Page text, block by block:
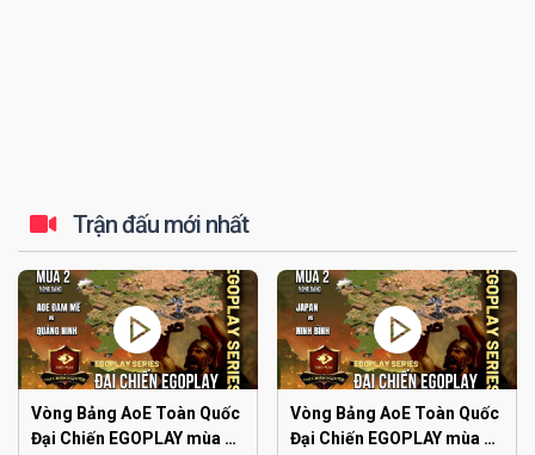
Trận đấu mới nhất
Vòng Bảng AoE Toàn Quốc
Đại Chiến EGOPLAY mùa 2 |
Vòng Bảng AoE Toàn Quốc
Đại Chiến EGOPLAY mùa 2 |